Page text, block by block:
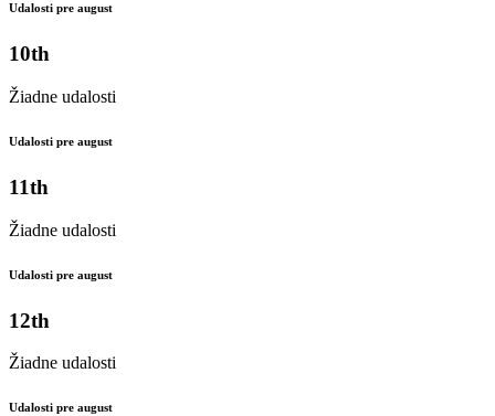
Udalosti pre august
10th
Žiadne udalosti
Udalosti pre august
11th
Žiadne udalosti
Udalosti pre august
12th
Žiadne udalosti
Udalosti pre august